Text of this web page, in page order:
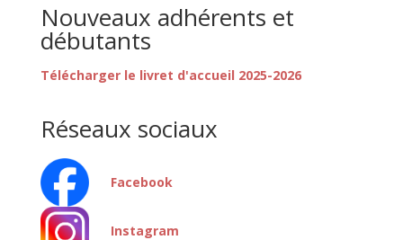
Nouveaux adhérents et
débutants
Télécharger le livret d'accueil 2025-2026
Réseaux sociaux
Facebook
Instagram